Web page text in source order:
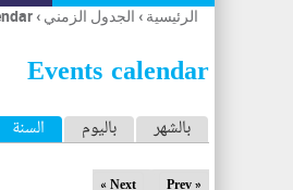
أنت
هنا
الرئيسية › الجدول الزمني ›
Events calendar
ا
ل
بالشهر باليوم السنة